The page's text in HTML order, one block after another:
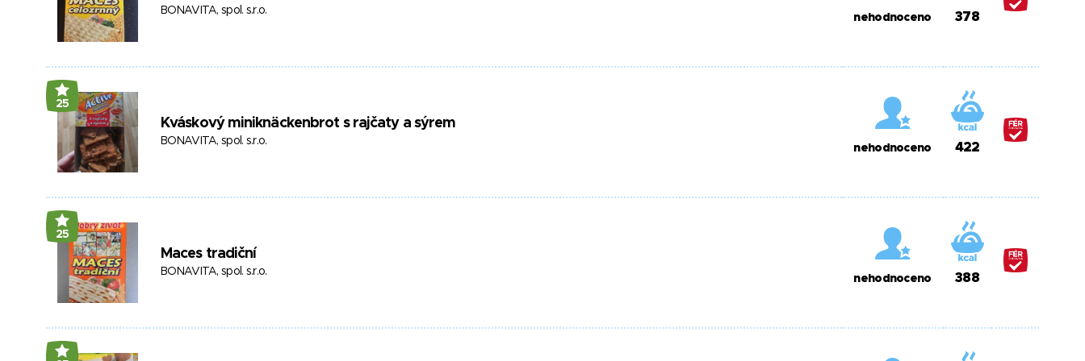
BONAVITA, spol. s.r.o.
nehodnoceno 378
25
Kváskový miniknäckenbrot s rajčaty a sýrem
BONAVITA, spol. s.r.o.
nehodnoceno 422
25
Maces tradiční
BONAVITA, spol. s.r.o.
nehodnoceno 388